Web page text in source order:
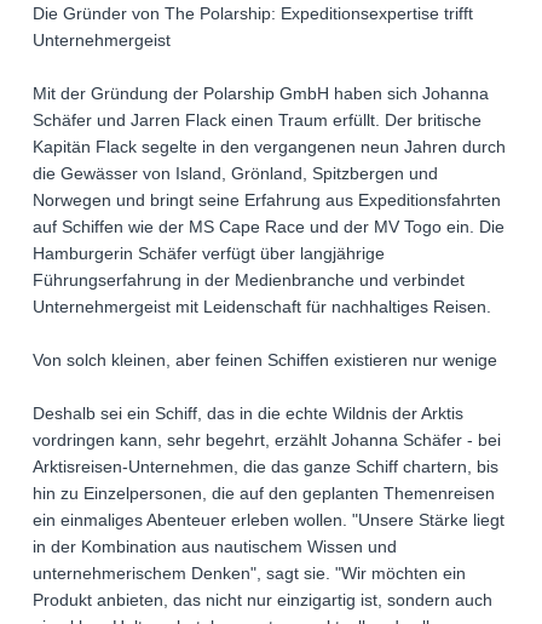
Die Gründer von The Polarship: Expeditionsexpertise trifft
Unternehmergeist
Mit der Gründung der Polarship GmbH haben sich Johanna
Schäfer und Jarren Flack einen Traum erfüllt. Der britische
Kapitän Flack segelte in den vergangenen neun Jahren durch
die Gewässer von Island, Grönland, Spitzbergen und
Norwegen und bringt seine Erfahrung aus Expeditionsfahrten
auf Schiffen wie der MS Cape Race und der MV Togo ein. Die
Hamburgerin Schäfer verfügt über langjährige
Führungserfahrung in der Medienbranche und verbindet
Unternehmergeist mit Leidenschaft für nachhaltiges Reisen.
Von solch kleinen, aber feinen Schiffen existieren nur wenige
Deshalb sei ein Schiff, das in die echte Wildnis der Arktis
vordringen kann, sehr begehrt, erzählt Johanna Schäfer - bei
Arktisreisen-Unternehmen, die das ganze Schiff chartern, bis
hin zu Einzelpersonen, die auf den geplanten Themenreisen
ein einmaliges Abenteuer erleben wollen. "Unsere Stärke liegt
in der Kombination aus nautischem Wissen und
unternehmerischem Denken", sagt sie. "Wir möchten ein
Produkt anbieten, das nicht nur einzigartig ist, sondern auch